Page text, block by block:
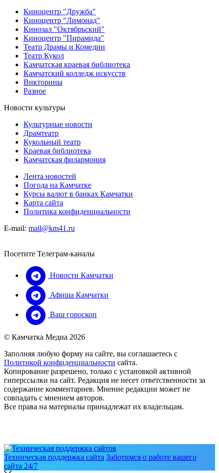
Киноцентр "Дружба"
Киноцентр "Лимонад"
Кинозал "Октябрьский"
Киноцентр "Пирамида"
Театр Драмы и Комедии
Театр Кукол
Камчатская краевая библиотека
Камчатский колледж искусств
Викторины
Разное
Новости культуры
Культурные новости
Драмтеатр
Кукольный театр
Краевая библиотека
Камчатская филармония
Лента новостей
Погода на Камчатке
Курсы валют в банках Камчатки
Карта сайта
Политика конфиденциальности
E-mail: mail@km41.ru
Посетите Телеграм-каналы
Новости Камчатки
Афиша Камчатки
Ваш гороскоп
© Камчатка Медиа 2026
Заполняя любую форму на сайте, вы соглашаетесь с
Политикой конфиденциальности сайта.
Копирование разрешено, только с установкой активной
гиперссылки на сайт. Редакция не несет ответственности за
содержание комментариев. Мнение редакции может не
совпадать с мнением авторов.
Все права на материалы принадлежат их владельцам.
Техническая поддержка сайта Заботимся о работе вашего
сайта 24/7